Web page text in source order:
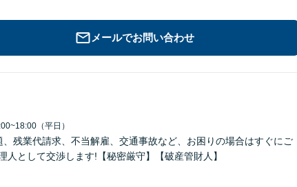
メールでお問い合わせ
（平日）
残業代請求、不当解雇、交通事故など、お困りの場合はすぐにご
として交渉します!【秘密厳守】【破産管財人】